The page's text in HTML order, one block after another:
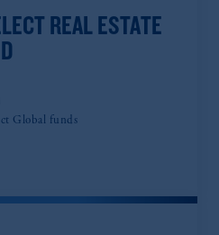
REAL ESTATE
Global funds